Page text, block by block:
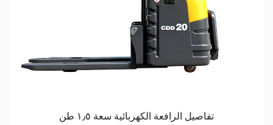
تفاصيل الرافعة الكهربائية سعة ١٫٥ طن